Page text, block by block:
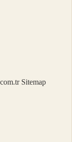
Sitemap